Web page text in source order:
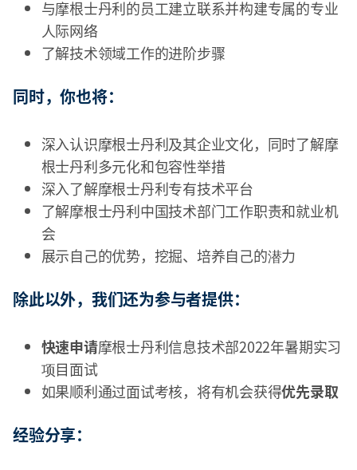
与摩根士丹利的员工建立联系并构建专属的专业
人际网络
了解技术领域工作的进阶步骤
同时，你也将：
深入认识摩根士丹利及其企业文化，同时了解摩
根士丹利多元化和包容性举措
深入了解摩根士丹利专有技术平台
了解摩根士丹利中国技术部门工作职责和就业机
会
展示自己的优势，挖掘、培养自己的潜力
除此以外，我们还为参与者提供：
快速申请摩根士丹利信息技术部2022年暑期实习
项目面试
如果顺利通过面试考核，将有机会获得优先录取
经验分享：